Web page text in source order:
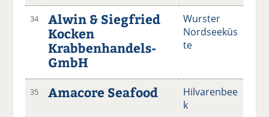
34
Alwin & Siegfried
Kocken
Krabbenhandels-
GmbH
Wurster
Nordseeküs
te
35 Amacore Seafood
Hilvarenbee
k